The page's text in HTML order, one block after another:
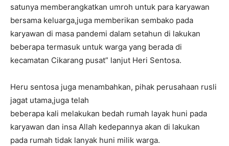
satunya memberangkatkan umroh untuk para karyawan
bersama keluarga,juga memberikan sembako pada
karyawan di masa pandemi dalam setahun di lakukan
beberapa termasuk untuk warga yang berada di
kecamatan Cikarang pusat” lanjut Heri Sentosa.
Heru sentosa juga menambahkan, pihak perusahaan rusli
jagat utama,juga telah
beberapa kali melakukan bedah rumah layak huni pada
karyawan dan insa Allah kedepannya akan di lakukan
pada rumah tidak lanyak huni milik warga.